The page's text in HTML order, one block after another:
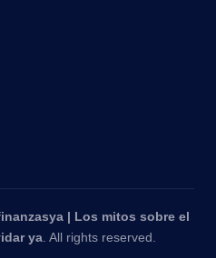
| Los mitos sobre el
ya. All rights reserved.